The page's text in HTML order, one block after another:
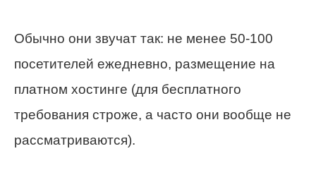
Обычно они звучат так: не менее 50-100
посетителей ежедневно, размещение на
платном хостинге (для бесплатного
требования строже, а часто они вообще не
рассматриваются).